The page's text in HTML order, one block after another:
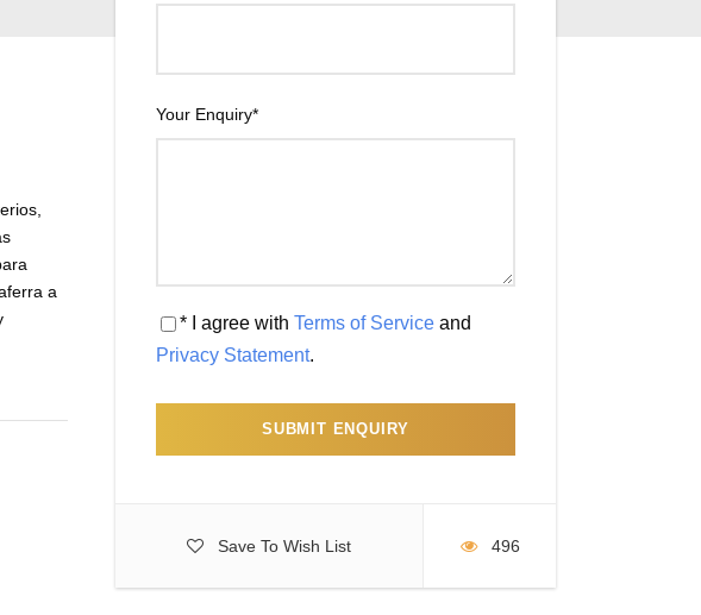
Your Enquiry*
* I agree with Terms of Service and
Privacy Statement.
Save To Wish List 496
a